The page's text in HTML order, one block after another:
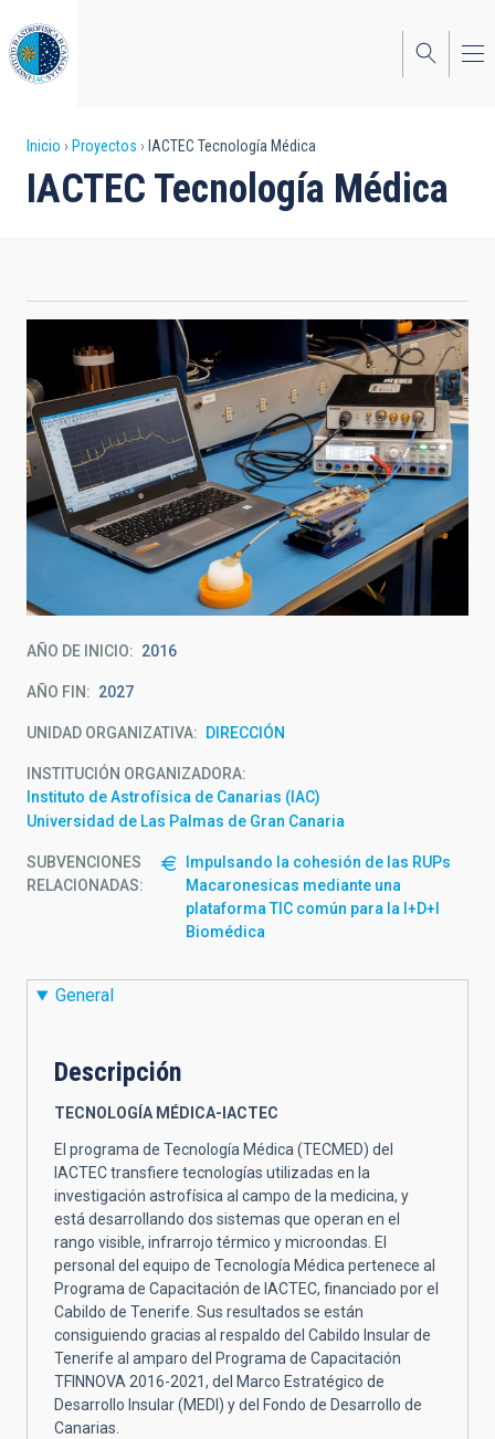
al
contenido
principal
Sobrescribir
enlaces
a
navegación
Inicio Proyectos IACTEC Tecnología Médica
IACTEC Tecnología Médica
AÑO DE INICIO 2016
AÑO FIN 2027
UNIDAD ORGANIZATIVA DIRECCIÓN
INSTITUCIÓN ORGANIZADORA
Instituto de Astrofísica de Canarias (IAC)
Universidad de Las Palmas de Gran Canaria
SUBVENCIONES
RELACIONADAS:
Impulsando la cohesión de las RUPs
Macaronesicas mediante una
plataforma TIC común para la I+D+I
Biomédica
General
Descripción
TECNOLOGÍA MÉDICA-IACTEC
El programa de Tecnología Médica (TECMED) del
IACTEC transfiere tecnologías utilizadas en la
investigación astrofísica al campo de la medicina, y
está desarrollando dos sistemas que operan en el
rango visible, infrarrojo térmico y microondas. El
personal del equipo de Tecnología Médica pertenece al
Programa de Capacitación de IACTEC, financiado por el
Cabildo de Tenerife. Sus resultados se están
consiguiendo gracias al respaldo del Cabildo Insular de
Tenerife al amparo del Programa de Capacitación
TFINNOVA 2016-2021, del Marco Estratégico de
Desarrollo Insular (MEDI) y del Fondo de Desarrollo de
Canarias.